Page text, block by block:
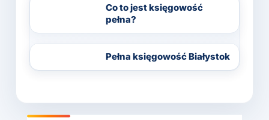
Co to jest księgowość
pełna?
Pełna księgowość Białystok